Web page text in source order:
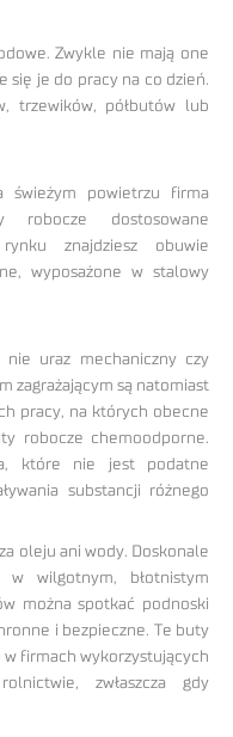
Zwykle nie mają one
się je do pracy na co dzień.
trzewików, półbutów lub
świeżym powietrzu firma
robocze dostosowane
znajdziesz obuwie
wyposażone w stalowy
uraz mechaniczny czy
zagrażającym są natomiast
pracy, na których obecne
robocze chemoodporne.
które nie jest podatne
substancji różnego
oleju ani wody. Doskonale
wilgotnym, błotnistym
można spotkać podnoski
i bezpieczne. Te buty
firmach wykorzystujących
zwłaszcza gdy